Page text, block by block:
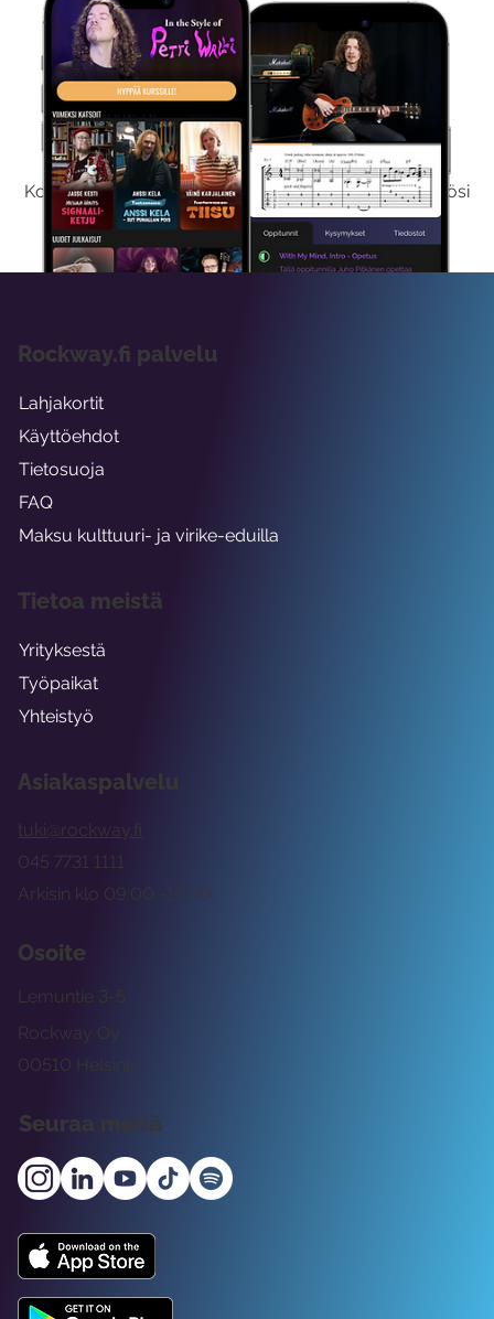
Kokeile Ilmaiseksi
Kokeilemalla ilmaiseksi saat koko sisältömme käyttöösi
viikon ajaksi.
Asiakaspalvelu
tuki@rockway.fi
Arkisin klo 09:00 -15:00
045 7731 1111
Osoite
Rockway Oy
Lemuntie 3-5
00510 Helsinki
Seuraa meitä
Rockway.fi palvelu
Lahjakortit
Käyttöehdot
Tietosuoja
FAQ
Maksu kulttuuri- ja virike-eduilla
Tietoa meistä
Yrityksestä
Työpaikat
Yhteistyö